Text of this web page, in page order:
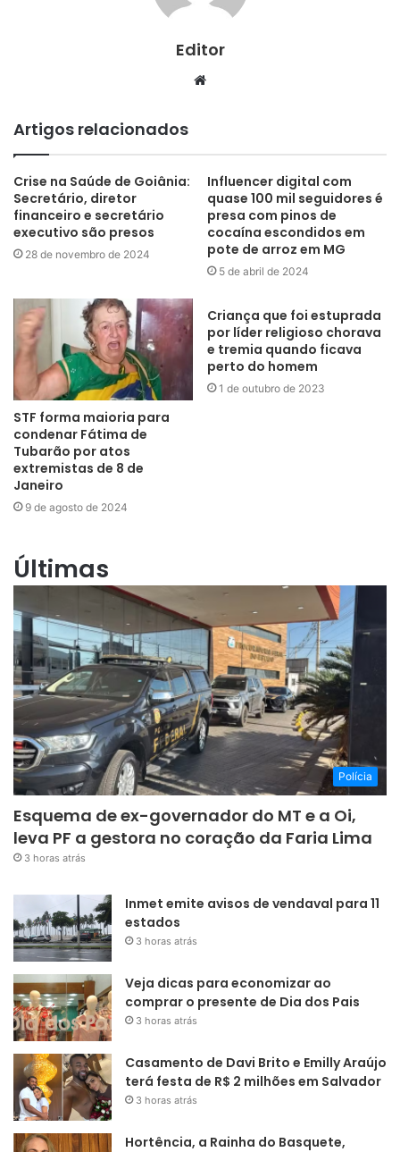
Editor
Website
Artigos relacionados
Crise na Saúde de Goiânia:
Secretário, diretor
financeiro e secretário
executivo são presos
28 de novembro de 2024
Influencer digital com
quase 100 mil seguidores é
presa com pinos de
cocaína escondidos em
pote de arroz em MG
5 de abril de 2024
STF forma maioria para
condenar Fátima de
Tubarão por atos
extremistas de 8 de
Janeiro
9 de agosto de 2024
Criança que foi estuprada
por líder religioso chorava
e tremia quando ficava
perto do homem
1 de outubro de 2023
Últimas
Polícia
Esquema de ex-governador do MT e a Oi,
leva PF a gestora no coração da Faria Lima
3 horas atrás
Inmet emite avisos de vendaval para 11
estados
3 horas atrás
Veja dicas para economizar ao
comprar o presente de Dia dos Pais
3 horas atrás
Casamento de Davi Brito e Emilly Araújo
terá festa de R$ 2 milhões em Salvador
3 horas atrás
Hortência, a Rainha do Basquete,